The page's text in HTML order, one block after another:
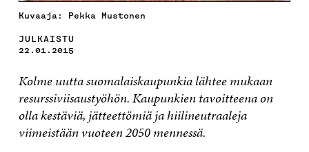
Kuvaaja: Pekka Mustonen
JULKAISTU
22.01.2015
Kolme uutta suomalaiskaupunkia lähtee mukaan
resurssiviisaustyöhön. Kaupunkien tavoitteena on
olla kestäviä, jätteettömiä ja hiilineutraaleja
viimeistään vuoteen 2050 mennessä.